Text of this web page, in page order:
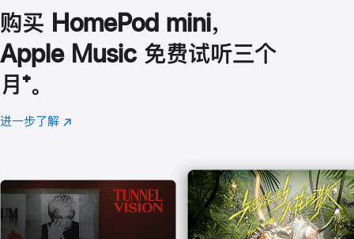
购买 HomePod mini，
Apple Music 免费试听三个
月 脚
注
⁺。
进一步了解 Apple
(在
口
中
打